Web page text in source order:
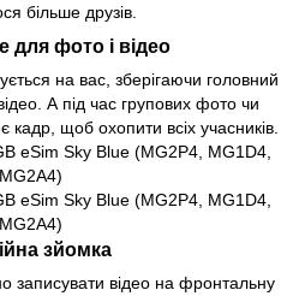
більше друзів.
для фото і відео
на вас, зберігаючи головний
А під час групових фото чи
щоб охопити всіх учасників.
зйомка
записувати відео на фронтальну